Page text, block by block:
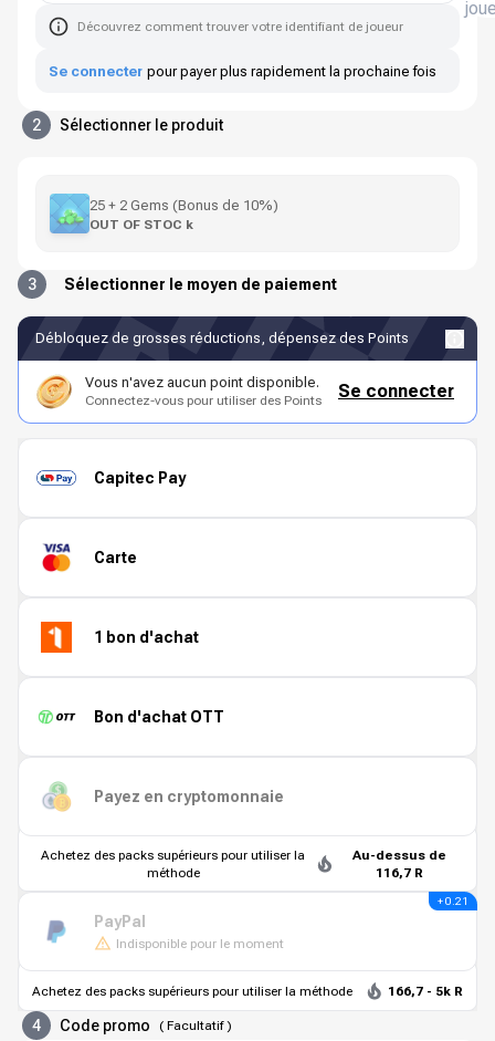
Découvrez comment trouver votre identifiant de joueur
Se connecter pour payer plus rapidement la prochaine fois
2 Sélectionner le produit
25 + 2 Gems (Bonus de 10%)
OUT OF STOC k
3 Sélectionner le moyen de paiement
Débloquez de grosses réductions, dépensez des Points
Vous n'avez aucun point disponible.
Connectez-vous pour utiliser des Points Se connecter
Capitec Pay
Carte
1 bon d'achat
Bon d'achat OTT
Payez en cryptomonnaie
Achetez des packs supérieurs pour utiliser la
méthode
Au-dessus de
116,7 R
PayPal
Indisponible pour le moment
+ 0.21
Achetez des packs supérieurs pour utiliser la méthode 166,7 - 5k R
4 Code promo ( Facultatif)